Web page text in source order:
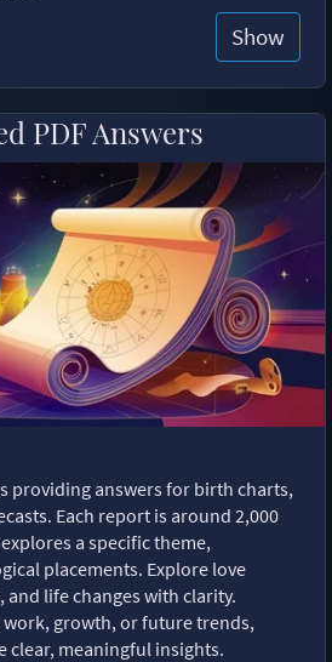
Show
PDF Answers
providing answers for birth charts,
Each report is around 2,000
a specific theme,
placements. Explore love
and life changes with clarity.
growth, or future trends,
clear, meaningful insights.